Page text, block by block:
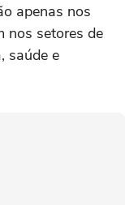
apenas nos
nos setores de
saúde e